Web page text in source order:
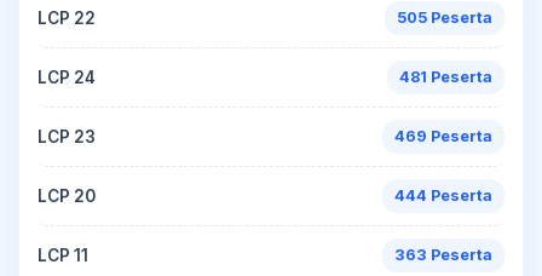
LCP 22 505 Peserta
LCP 24 481 Peserta
LCP 23 469 Peserta
LCP 20 444 Peserta
LCP 11 363 Peserta